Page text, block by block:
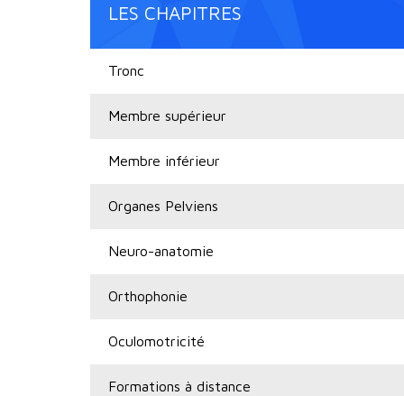
LES CHAPITRES
Tronc
Membre supérieur
Membre inférieur
Organes Pelviens
Neuro-anatomie
Orthophonie
Oculomotricité
Formations à distance